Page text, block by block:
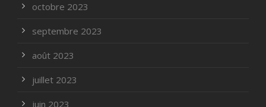
octobre 2023
septembre 2023
août 2023
juillet 2023
juin 2023